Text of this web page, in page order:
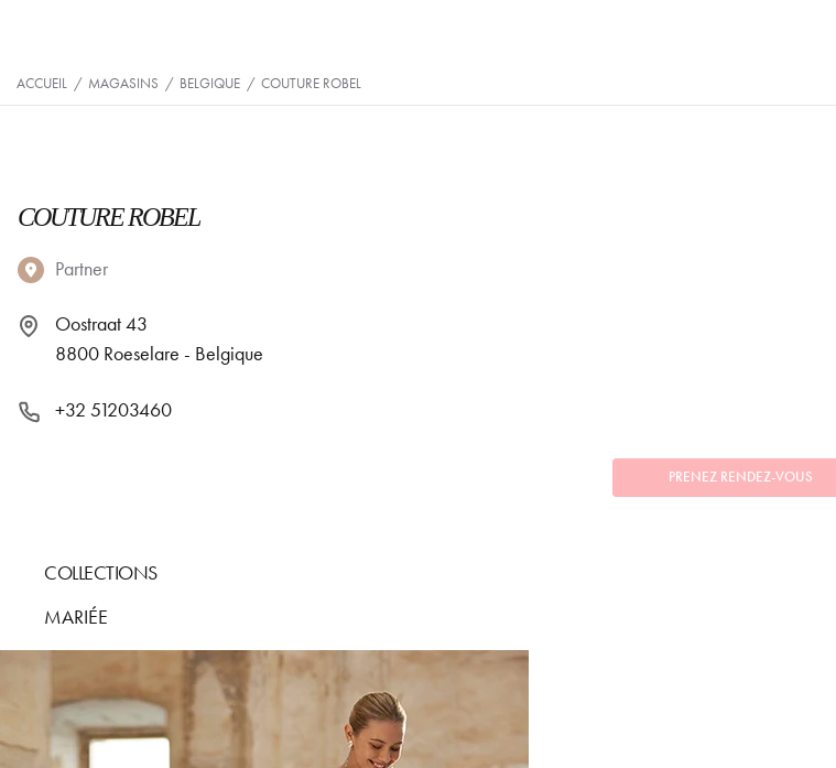
ACCUEIL / MAGASINS / BELGIQUE / COUTURE ROBEL
COUTURE ROBEL
Partner
Oostraat 43
8800 Roeselare - Belgique
+32 51203460
PRENEZ RENDEZ-VOUS
COLLECTIONS
MARIÉE